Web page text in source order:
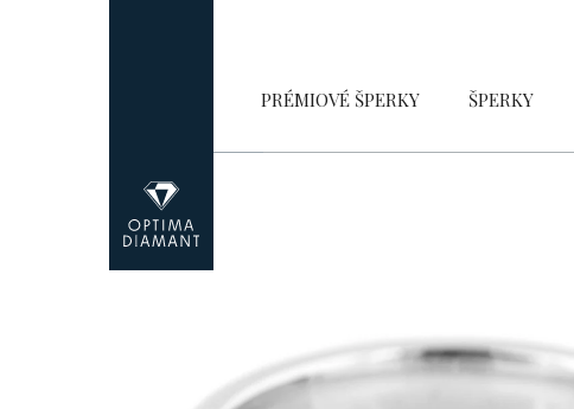
PRÉMIOVÉ ŠPERKY ŠPERKY